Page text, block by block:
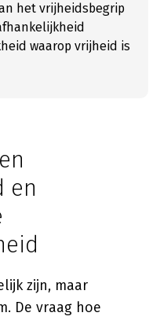
het vrijheidsbegrip
waarop vrijheid is
en
zijn, maar
De vraag hoe